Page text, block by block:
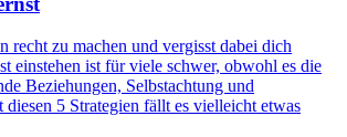
recht zu machen und vergisst dabei dich
einstehen ist für viele schwer, obwohl es die
Beziehungen, Selbstachtung und
5 Strategien fällt es vielleicht etwas